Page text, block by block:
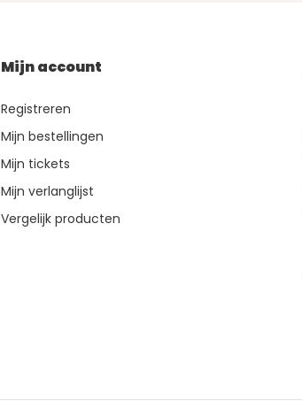
Mijn account
Registreren
Mijn bestellingen
Mijn tickets
Mijn verlanglijst
Vergelijk producten